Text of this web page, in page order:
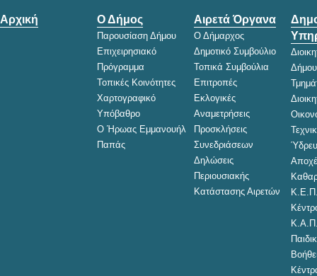
Αρχική Ο Δήμος
Παρουσίαση Δήμου
Επιχειρησιακό
Πρόγραμμα
Τοπικές Κοινότητες
Χαρτογραφικό
Υπόβαθρο
Ο Ήρωας Εμμανουήλ
Παπάς
Αιρετά Όργανα
Ο Δήμαρχος
Δημοτικό Συμβούλιο
Τοπικά Συμβούλια
Επιτροπές
Εκλογικές
Αναμετρήσεις
Προσκλήσεις
Συνεδριάσεων
Δηλώσεις
Περιουσιακής
Κατάστασης Αιρετών
Δήμου